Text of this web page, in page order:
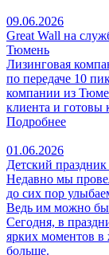
09.06.2026
Great Wall на
Тюмень
Лизинговая
по передаче 10
компании из
клиента и готовы
Подробнее
01.06.2026
Детский
Недавно мы
до сих пор
Ведь им можно
Сегодня, в
ярких моментов
больше.